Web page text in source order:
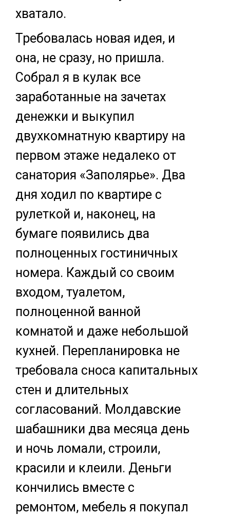
хватало.
Требовалась новая идея, и
она, не сразу, но пришла.
Собрал я в кулак все
заработанные на зачетах
денежки и выкупил
двухкомнатную квартиру на
первом этаже недалеко от
санатория «Заполярье». Два
дня ходил по квартире с
рулеткой и, наконец, на
бумаге появились два
полноценных гостиничных
номера. Каждый со своим
входом, туалетом,
полноценной ванной
комнатой и даже небольшой
кухней. Перепланировка не
требовала сноса капитальных
стен и длительных
согласований. Молдавские
шабашники два месяца день
и ночь ломали, строили,
красили и клеили. Деньги
кончились вместе с
ремонтом, мебель я покупал